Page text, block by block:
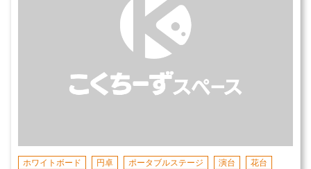
ホワイトボード 円卓 ポータブルステージ 演台
花台